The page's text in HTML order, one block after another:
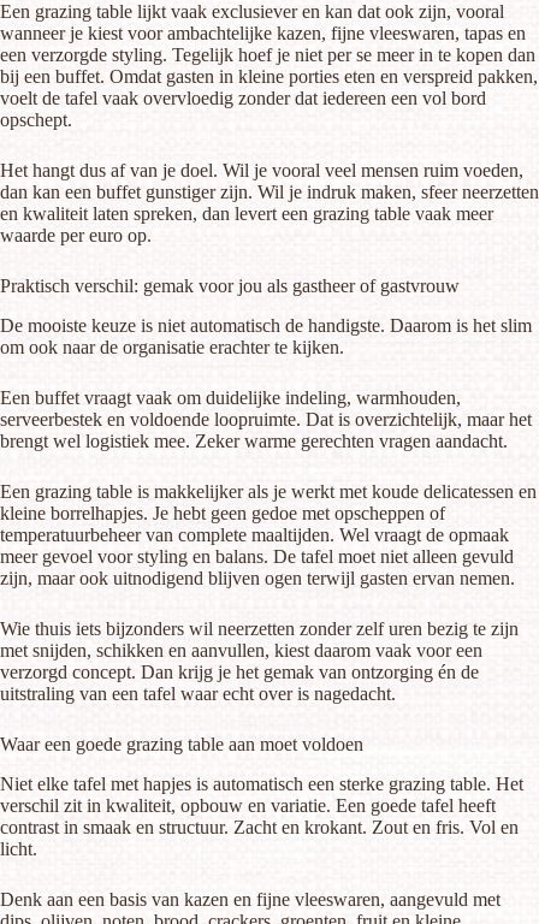
Een grazing table lijkt vaak exclusiever en kan dat ook zijn, vooral
wanneer je kiest voor ambachtelijke kazen, fijne vleeswaren, tapas en
een verzorgde styling. Tegelijk hoef je niet per se meer in te kopen dan
bij een buffet. Omdat gasten in kleine porties eten en verspreid pakken,
voelt de tafel vaak overvloedig zonder dat iedereen een vol bord
opschept.
Het hangt dus af van je doel. Wil je vooral veel mensen ruim voeden,
dan kan een buffet gunstiger zijn. Wil je indruk maken, sfeer neerzetten
en kwaliteit laten spreken, dan levert een grazing table vaak meer
waarde per euro op.
Praktisch verschil: gemak voor jou als gastheer of gastvrouw
De mooiste keuze is niet automatisch de handigste. Daarom is het slim
om ook naar de organisatie erachter te kijken.
Een buffet vraagt vaak om duidelijke indeling, warmhouden,
serveerbestek en voldoende loopruimte. Dat is overzichtelijk, maar het
brengt wel logistiek mee. Zeker warme gerechten vragen aandacht.
Een grazing table is makkelijker als je werkt met koude delicatessen en
kleine borrelhapjes. Je hebt geen gedoe met opscheppen of
temperatuurbeheer van complete maaltijden. Wel vraagt de opmaak
meer gevoel voor styling en balans. De tafel moet niet alleen gevuld
zijn, maar ook uitnodigend blijven ogen terwijl gasten ervan nemen.
Wie thuis iets bijzonders wil neerzetten zonder zelf uren bezig te zijn
met snijden, schikken en aanvullen, kiest daarom vaak voor een
verzorgd concept. Dan krijg je het gemak van ontzorging én de
uitstraling van een tafel waar echt over is nagedacht.
Waar een goede grazing table aan moet voldoen
Niet elke tafel met hapjes is automatisch een sterke grazing table. Het
verschil zit in kwaliteit, opbouw en variatie. Een goede tafel heeft
contrast in smaak en structuur. Zacht en krokant. Zout en fris. Vol en
licht.
Denk aan een basis van kazen en fijne vleeswaren, aangevuld met